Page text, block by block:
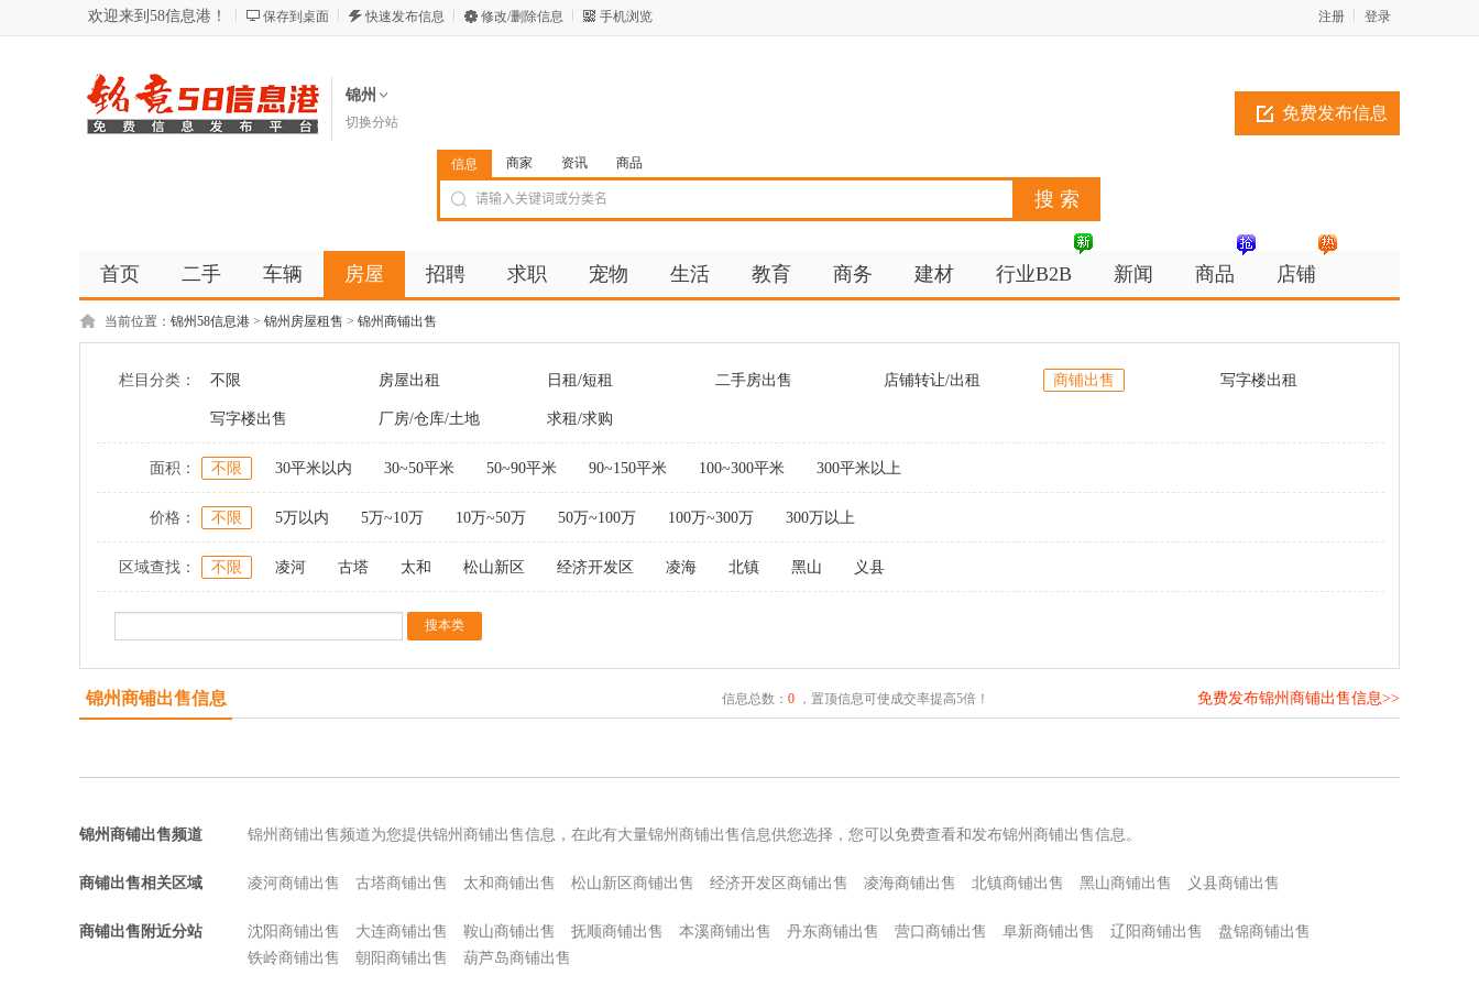
欢迎来到58信息港！ 保存到桌面 快速发布信息 修改/删除信息 手机浏览 登录
注册
锦州
切换分站 免费发布信息
信息 商家 资讯 商品
首页 二手 车辆 房屋 招聘 求职 宠物 生活 教育 商务 建材 行业B2B 新闻 商品 店铺
当前位置： 锦州58信息港 > 锦州房屋租售 > 锦州商铺出售
栏目分类： 不限 房屋出租 日租/短租 二手房出售 店铺转让/出租 商铺出售 写字楼出租
写字楼出售 厂房/仓库/土地 求租/求购
面积： 不限 30平米以内 30~50平米 50~90平米 90~150平米 100~300平米 300平米以上
价格： 不限 5万以内 5万~10万 10万~50万 50万~100万 100万~300万 300万以上
区域查找： 不限 凌河 古塔 太和 松山新区 经济开发区 凌海 北镇 黑山 义县
锦州商铺出售信息 信息总数： 0，置顶信息可使成交率提高5倍！ 免费发布锦州商铺出售信息>>
锦州商铺出售频道 锦州商铺出售频道为您提供锦州商铺出售信息，在此有大量锦州商铺出售信息供您选择，您可以免费查看和发布锦州商铺出售信息。
商铺出售相关区域 凌河商铺出售 古塔商铺出售 太和商铺出售 松山新区商铺出售 经济开发区商铺出售 凌海商铺出售 北镇商铺出售 黑山商铺出售 义县商铺出售
商铺出售附近分站 沈阳商铺出售 大连商铺出售 鞍山商铺出售 抚顺商铺出售 本溪商铺出售 丹东商铺出售 营口商铺出售 阜新商铺出售 辽阳商铺出售
盘锦商铺出售
铁岭商铺出售
朝阳商铺出售 葫芦岛商铺出售